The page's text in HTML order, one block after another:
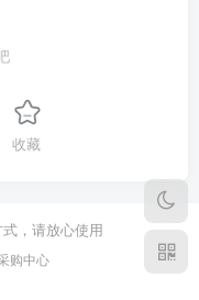
收藏
，请放心使用
购中心